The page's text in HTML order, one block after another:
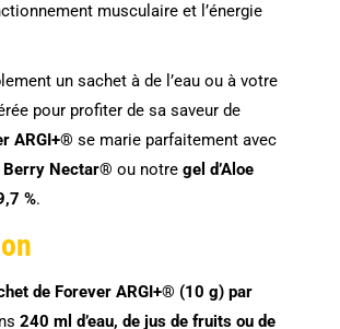
musculaire et l’énergie
un sachet à de l’eau ou à votre
pour profiter de sa saveur de
ARGI+® se marie parfaitement avec
Berry Nectar® ou notre gel d’Aloe
%.
de Forever ARGI+® (10 g) par
240 ml d’eau, de jus de fruits ou de